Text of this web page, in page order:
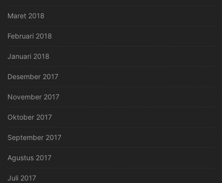
Maret 2018
Februari 2018
Januari 2018
Desember 2017
November 2017
Oktober 2017
September 2017
Agustus 2017
Juli 2017